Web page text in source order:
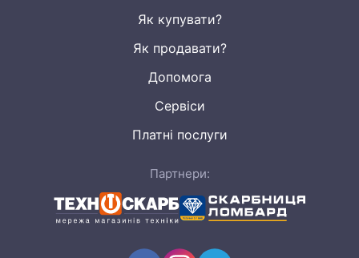
Як купувати?
Як продавати?
Допомога
Сервіси
Платні послуги
Партнери: